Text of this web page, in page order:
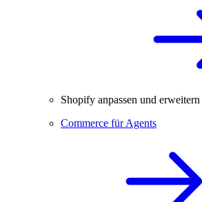
Shopify anpassen und erweitern
Commerce für Agents